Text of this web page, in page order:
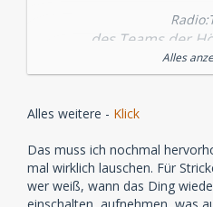
des Teams der
Im "Radio:Tipp"
Die
Alles
Alles weitere - Klick
Das muss ich nochmal
mal wirklich lauschen. Für
wer weiß, wann das Ding
einschalten, aufnehmen, was